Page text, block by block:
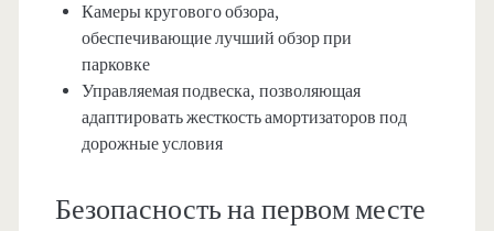
Камеры кругового обзора,
обеспечивающие лучший обзор при
парковке
Управляемая подвеска, позволяющая
адаптировать жесткость амортизаторов под
дорожные условия
Безопасность на первом месте